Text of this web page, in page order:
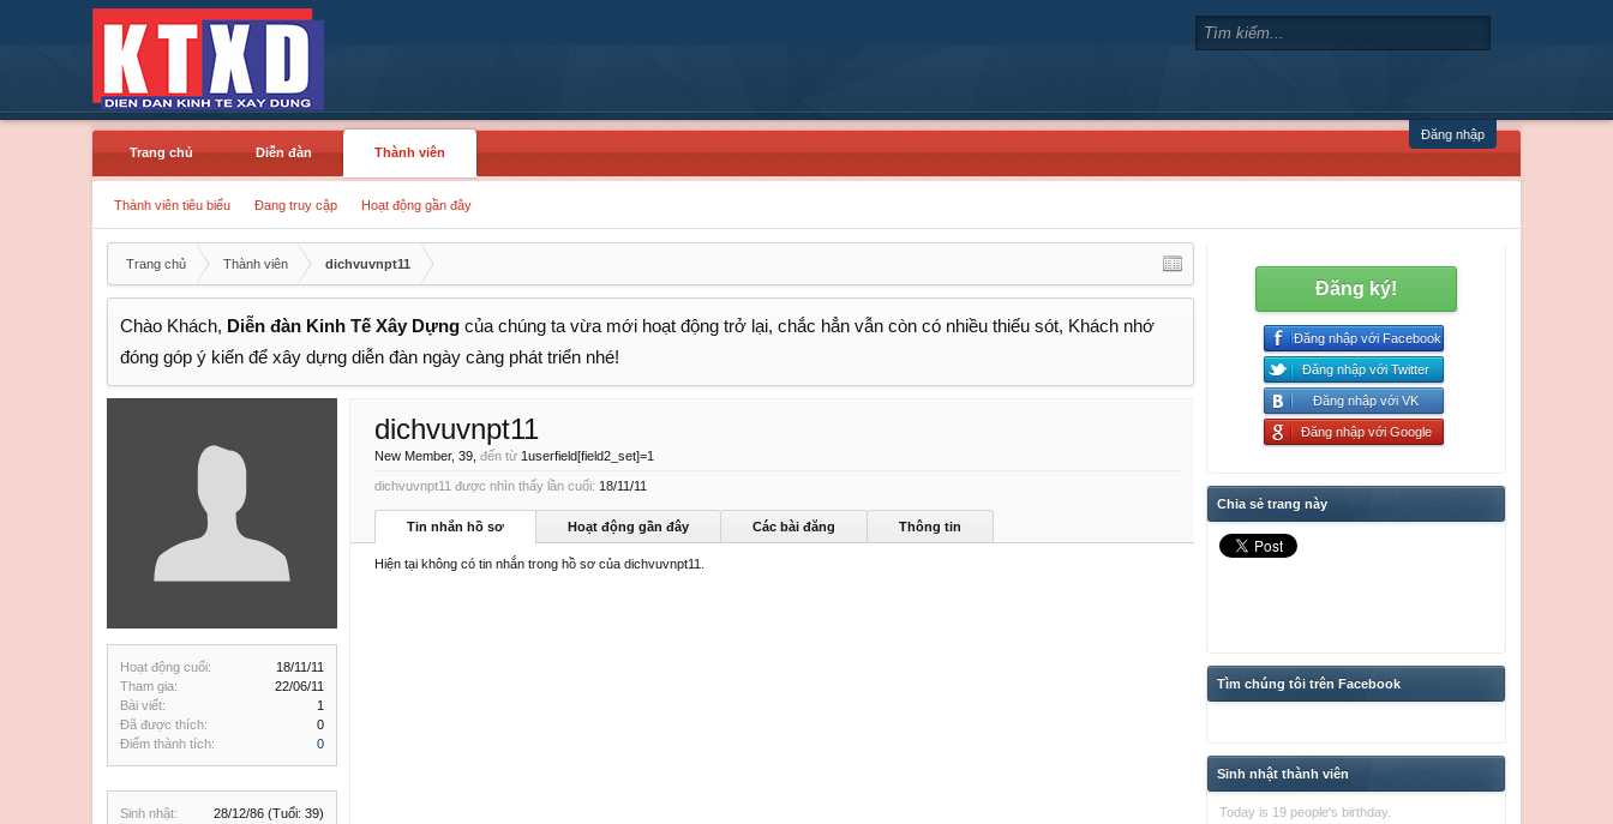
Đăng nhập
Trang chủ
Diễn đàn Thành viên
Thành viên tiêu biểu Đang truy cập Hoạt động gần đây
Trang chủ Thành viên dichvuvnpt11
Chào Khách, Diễn đàn Kinh Tế Xây Dựng của chúng ta vừa mới hoạt động trở lại, chắc hẳn vẫn còn có nhiều thiếu sót, Khách nhớ
đóng góp ý kiến để xây dựng diễn đàn ngày càng phát triển nhé!
Hoạt động cuối:
18/11/11
Tham gia:
22/06/11
Bài viết:
1
Đã được thích:
0
Điểm thành tích:
0
Sinh nhật: 28/12/86 (Tuổi: 39)
dichvuvnpt11
New Member, 39, đến từ 1userfield[field2_set]=1
dichvuvnpt11 được nhìn thấy lần cuối: 18/11/11
Tin nhắn hồ sơ Hoạt động gần đây Các bài đăng Thông tin
Hiện tại không có tin nhắn trong hồ sơ của dichvuvnpt11.
Đăng ký!
Đăng nhập với Facebook
Đăng nhập với Twitter
Đăng nhập với VK
Đăng nhập với Google
Chia sẻ trang này
Tìm chúng tôi trên Facebook
Sinh nhật thành viên
Today is 19 people's birthday.